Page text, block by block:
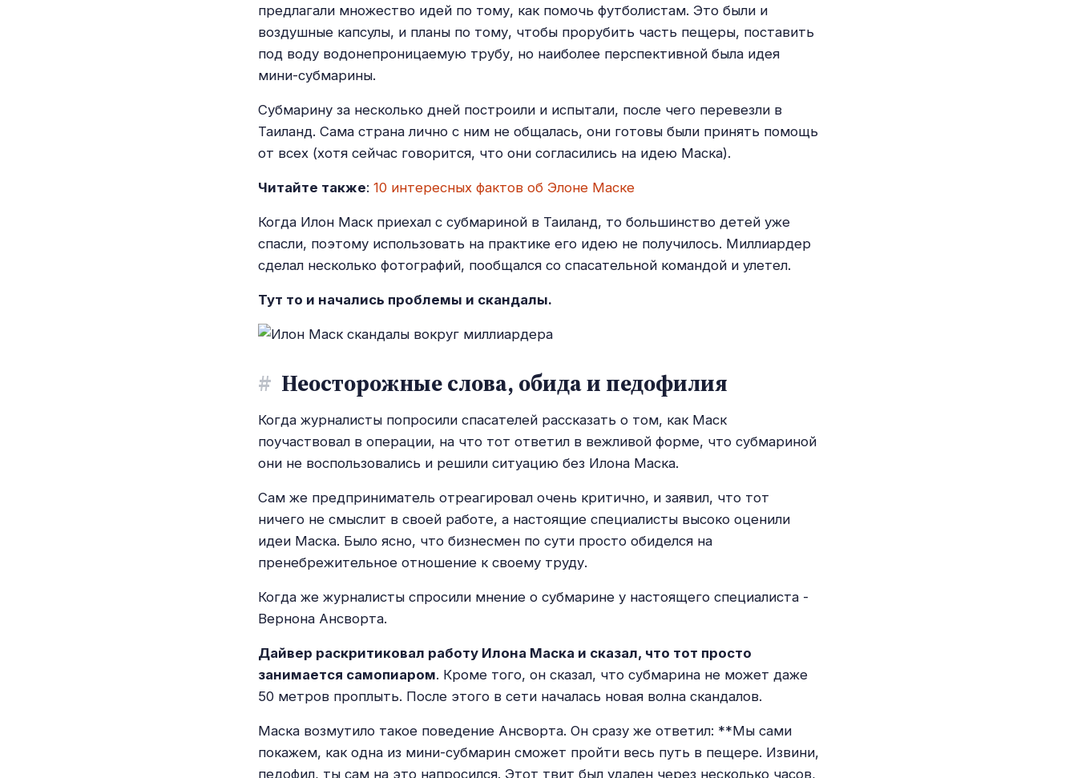
предлагали множество идей по тому, как помочь футболистам. Это были и
воздушные капсулы, и планы по тому, чтобы прорубить часть пещеры, поставить
под воду водонепроницаемую трубу, но наиболее перспективной была идея
мини-субмарины.
Субмарину за несколько дней построили и испытали, после чего перевезли в
Таиланд. Сама страна лично с ним не общалась, они готовы были принять помощь
от всех (хотя сейчас говорится, что они согласились на идею Маска).
Читайте также: 10 интересных фактов об Элоне Маске
Когда Илон Маск приехал с субмариной в Таиланд, то большинство детей уже
спасли, поэтому использовать на практике его идею не получилось. Миллиардер
сделал несколько фотографий, пообщался со спасательной командой и улетел.
Тут то и начались проблемы и скандалы.
# Неосторожные слова, обида и педофилия
Когда журналисты попросили спасателей рассказать о том, как Маск
поучаствовал в операции, на что тот ответил в вежливой форме, что субмариной
они не воспользовались и решили ситуацию без Илона Маска.
Сам же предприниматель отреагировал очень критично, и заявил, что тот
ничего не смыслит в своей работе, а настоящие специалисты высоко оценили
идеи Маска. Было ясно, что бизнесмен по сути просто обиделся на
пренебрежительное отношение к своему труду.
Когда же журналисты спросили мнение о субмарине у настоящего специалиста -
Вернона Ансворта.
Дайвер раскритиковал работу Илона Маска и сказал, что тот просто
занимается самопиаром. Кроме того, он сказал, что субмарина не может даже
50 метров проплыть. После этого в сети началась новая волна скандалов.
Маска возмутило такое поведение Ансворта. Он сразу же ответил: **Мы сами
покажем, как одна из мини-субмарин сможет пройти весь путь в пещере. Извини,
педофил, ты сам на это напросился. Этот твит был удален через несколько часов,